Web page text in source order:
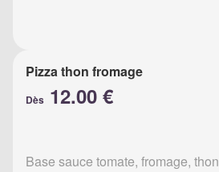
Pizza thon fromage
Dès 12.00 €
Base sauce tomate, fromage, thon